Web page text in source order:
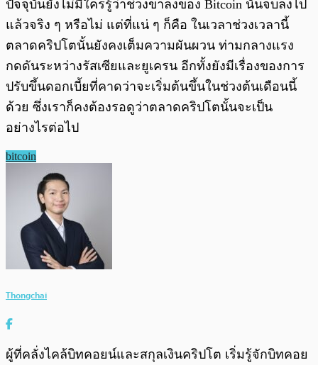
ปัจจุบันยังไม่มีใครรู้ว่าช่วงขาลงของ Bitcoin นั้นจบลงไป
แล้วจริง ๆ หรือไม่ แต่ที่แน่ ๆ ก็คือ ในเวลาช่วงเวลานี้
ตลาดคริปโตนั้นยังคงเต็มความผันผวน ท่ามกลางแรง
กดดันระหว่างรัสเซียและยูเครน อีกทั้งยังมีเรื่องของการ
ปรับขึ้นดอกเบี้ยที่คาดว่าจะเริ่มต้นขึ้นในช่วงต้นเดือนนี้
ด้วย ซึ่งเราก็คงต้องรอดูว่าตลาดคริปโตนั้นจะเป็น
อย่างไรต่อไป
bitcoin
Thongchai
ผู้ที่คลั่งไคล้บิทคอยน์และสกุลเงินคริปโต เริ่มรู้จักบิทคอย